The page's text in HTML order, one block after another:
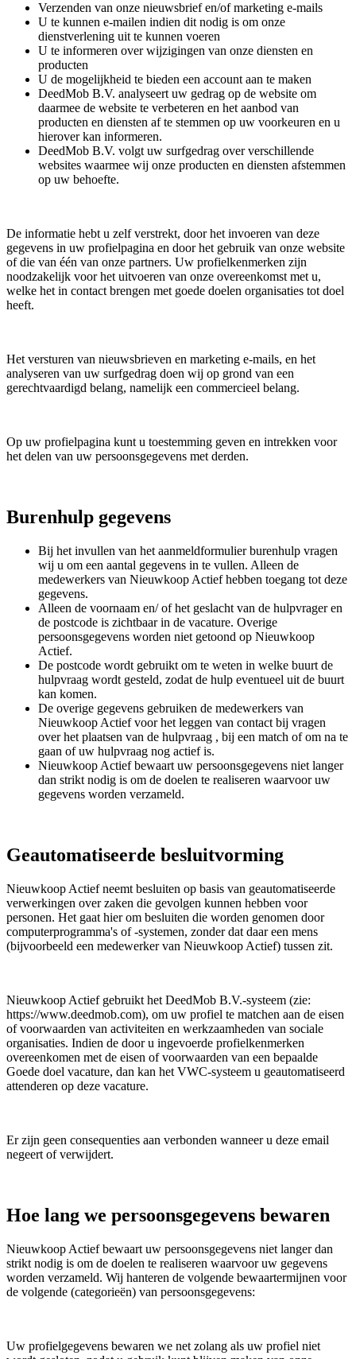
Verzenden van onze nieuwsbrief en/of marketing e-mails
U te kunnen e-mailen indien dit nodig is om onze
dienstverlening uit te kunnen voeren
U te informeren over wijzigingen van onze diensten en
producten
U de mogelijkheid te bieden een account aan te maken
DeedMob B.V. analyseert uw gedrag op de website om
daarmee de website te verbeteren en het aanbod van
producten en diensten af te stemmen op uw voorkeuren en u
hierover kan informeren.
DeedMob B.V. volgt uw surfgedrag over verschillende
websites waarmee wij onze producten en diensten afstemmen
op uw behoefte.
De informatie hebt u zelf verstrekt, door het invoeren van deze
gegevens in uw profielpagina en door het gebruik van onze website
of die van één van onze partners. Uw profielkenmerken zijn
noodzakelijk voor het uitvoeren van onze overeenkomst met u,
welke het in contact brengen met goede doelen organisaties tot doel
heeft.
Het versturen van nieuwsbrieven en marketing e-mails, en het
analyseren van uw surfgedrag doen wij op grond van een
gerechtvaardigd belang, namelijk een commercieel belang.
Op uw profielpagina kunt u toestemming geven en intrekken voor
het delen van uw persoonsgegevens met derden.
Burenhulp gegevens
Bij het invullen van het aanmeldformulier burenhulp vragen
wij u om een aantal gegevens in te vullen. Alleen de
medewerkers van Nieuwkoop Actief hebben toegang tot deze
gegevens.
Alleen de voornaam en/ of het geslacht van de hulpvrager en
de postcode is zichtbaar in de vacature. Overige
persoonsgegevens worden niet getoond op Nieuwkoop
Actief.
De postcode wordt gebruikt om te weten in welke buurt de
hulpvraag wordt gesteld, zodat de hulp eventueel uit de buurt
kan komen.
De overige gegevens gebruiken de medewerkers van
Nieuwkoop Actief voor het leggen van contact bij vragen
over het plaatsen van de hulpvraag , bij een match of om na te
gaan of uw hulpvraag nog actief is.
Nieuwkoop Actief bewaart uw persoonsgegevens niet langer
dan strikt nodig is om de doelen te realiseren waarvoor uw
gegevens worden verzameld.
Geautomatiseerde besluitvorming
Nieuwkoop Actief neemt besluiten op basis van geautomatiseerde
verwerkingen over zaken die gevolgen kunnen hebben voor
personen. Het gaat hier om besluiten die worden genomen door
computerprogramma's of -systemen, zonder dat daar een mens
(bijvoorbeeld een medewerker van Nieuwkoop Actief) tussen zit.
Nieuwkoop Actief gebruikt het DeedMob B.V.-systeem (zie:
https://www.deedmob.com), om uw profiel te matchen aan de eisen
of voorwaarden van activiteiten en werkzaamheden van sociale
organisaties. Indien de door u ingevoerde profielkenmerken
overeenkomen met de eisen of voorwaarden van een bepaalde
Goede doel vacature, dan kan het VWC-systeem u geautomatiseerd
attenderen op deze vacature.
Er zijn geen consequenties aan verbonden wanneer u deze email
negeert of verwijdert.
Hoe lang we persoonsgegevens bewaren
Nieuwkoop Actief bewaart uw persoonsgegevens niet langer dan
strikt nodig is om de doelen te realiseren waarvoor uw gegevens
worden verzameld. Wij hanteren de volgende bewaartermijnen voor
de volgende (categorieën) van persoonsgegevens:
Uw profielgegevens bewaren we net zolang als uw profiel niet